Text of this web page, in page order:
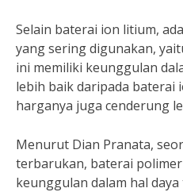
Selain baterai ion litium,
yang sering digunakan,
ini memiliki keunggulan
lebih baik daripada baterai
harganya juga cenderung
Menurut Dian Pranata,
terbarukan, baterai
keunggulan dalam hal